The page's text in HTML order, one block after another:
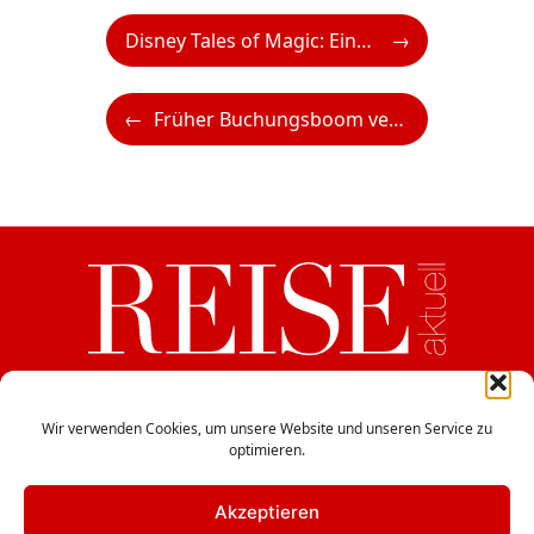
Wir verwenden Cookies, um unsere Website und unseren Service zu
optimieren.
Akzeptieren
Disney Tales of Magic: Eine neue Abendshow verzaubert Disneyland® Paris
Früher Buchungsboom verspricht erfolgreiche Sommersaison 2025
Haydngasse 12/5, A-1060 Wien
office@cbverlag.at
Tel. +43-1-597 49 85
Fax +43-1-597 49 85-15